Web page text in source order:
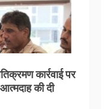
कार्रवाई पर
की दी